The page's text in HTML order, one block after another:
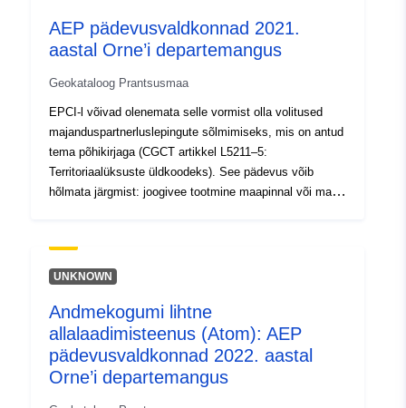
120066022-srv-b5e40ea5-07d3-
4678-9976-40a964f569af
Tüüp:
Ressurss:
http://inspire.ec.europa.eu/
codelist/ResourceType/services
AEP pädevusvaldkonnad 2021.
aastal Orne’i departemangus
Geokataloog Prantsusmaa
EPCI-l võivad olenemata selle vormist olla volitused
majanduspartnerluslepingute sõlmimiseks, mis on antud
tema põhikirjaga (CGCT artikkel L5211–5:
Territoriaalüksuste üldkoodeks). See pädevus võib
hõlmata järgmist: joogivee tootmine maapinnal või maa-
EPCIga liituv omavalitsus võib otsustada: (selle
pädevuse delegeerimine) teisele avalik-õiguslikule
Seega erinevad „pädevusvaldkonnad“ EPCI
halduspiiridest.See kiht koosneb nii määratletud „EPA
valdkondadest“, mis on osakonnas teataval kuupäeval
olemas. DDT61/SEB/BNPE – kehtivus: 01/01/2021
UNKNOWN
Andmekogumi lihtne
allalaadimisteenus (Atom): AEP
pädevusvaldkonnad 2022. aastal
Orne’i departemangus